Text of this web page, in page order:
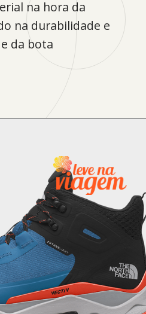
na hora da
na durabilidade e
da bota